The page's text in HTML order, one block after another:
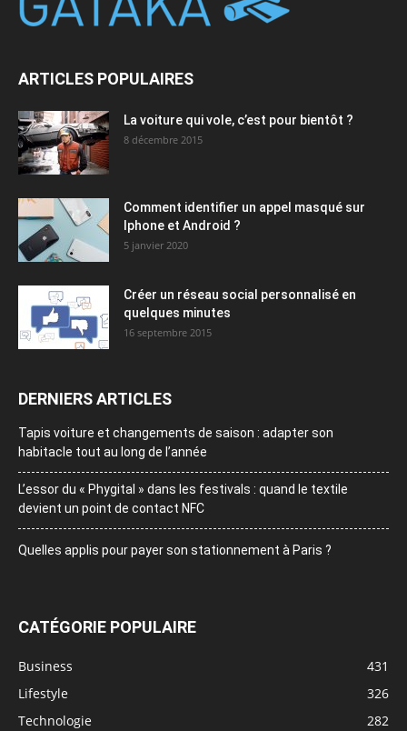
ARTICLES POPULAIRES
La voiture qui vole, c’est pour bientôt ?
8 décembre 2015
Comment identifier un appel masqué sur
Iphone et Android ?
5 janvier 2020
Créer un réseau social personnalisé en
quelques minutes
16 septembre 2015
DERNIERS ARTICLES
Tapis voiture et changements de saison : adapter son
habitacle tout au long de l’année
L’essor du « Phygital » dans les festivals : quand le textile
devient un point de contact NFC
Quelles applis pour payer son stationnement à Paris ?
CATÉGORIE POPULAIRE
Business
431
Lifestyle
326
Technologie
282